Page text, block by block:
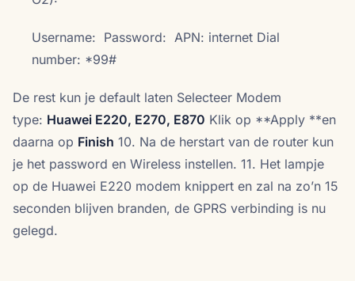
Username: Password: APN: internet Dial
number: *99#
De rest kun je default laten Selecteer Modem
type: Huawei E220, E270, E870 Klik op **Apply **en
daarna op Finish 10. Na de herstart van de router kun
je het password en Wireless instellen. 11. Het lampje
op de Huawei E220 modem knippert en zal na zo’n 15
seconden blijven branden, de GPRS verbinding is nu
gelegd.